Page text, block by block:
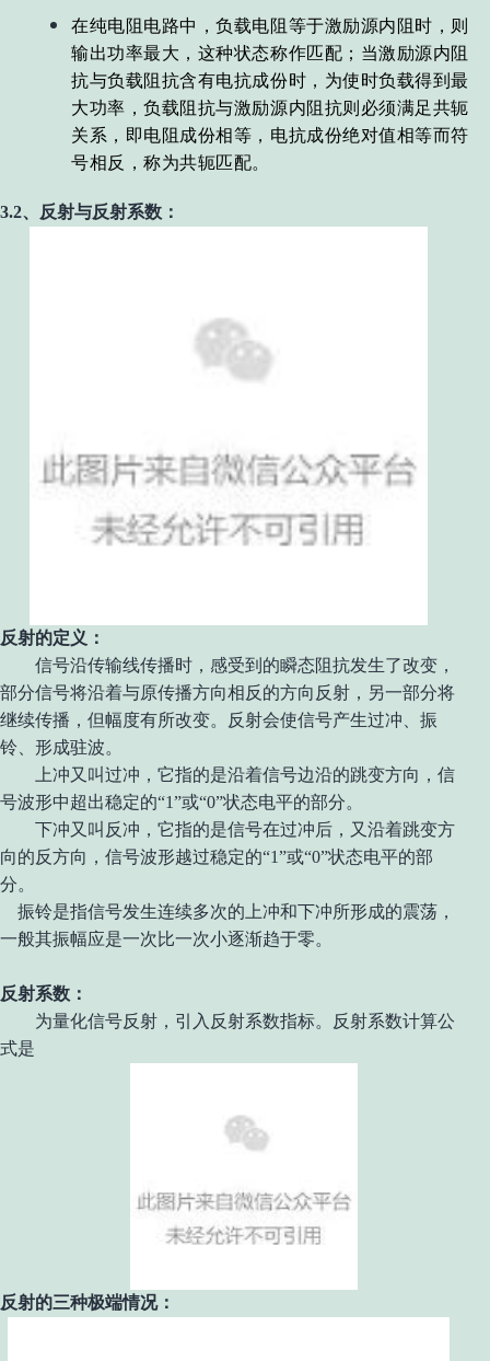
在纯电阻电路中，负载电阻等于激励源内阻时，则
输出功率最大，这种状态称作匹配；当激励源内阻
抗与负载阻抗含有电抗成份时，为使时负载得到最
大功率，负载阻抗与激励源内阻抗则必须满足共轭
关系，即电阻成份相等，电抗成份绝对值相等而符
号相反，称为共轭匹配。
3.2、反射与反射系数：
反射的定义：
信号沿传输线传播时，感受到的瞬态阻抗发生了改变，
部分信号将沿着与原传播方向相反的方向反射，另一部分将
继续传播，但幅度有所改变。
反射会使信号产生过冲、振
铃、形成驻波。
上冲又叫过冲，它指的是沿着信号边沿的跳变方向，信
号波形中超出稳定的“1”或“0”状态电平的部分。
下冲又叫反冲，它指的是信号在过冲后，又沿着跳变方
向的反方向，信号波形越过稳定的“1”或“0”状态电平的部
分。
振铃是指信号发生连续多次的上冲和下冲所形成的震荡，
一般其振幅应是一次比一次小逐渐趋于零。
反射系数：
为量化信号反射，引入反射系数指标。反射系数计算公
式是
反射的三种极端情况：